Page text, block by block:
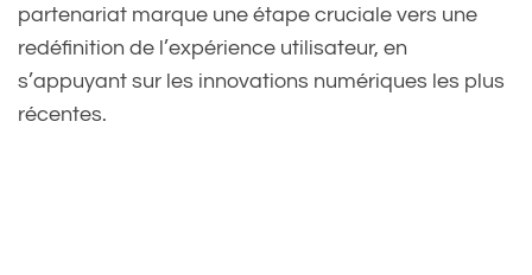
partenariat marque une étape cruciale vers une
redéfinition de l’expérience utilisateur, en
s’appuyant sur les innovations numériques les plus
récentes.